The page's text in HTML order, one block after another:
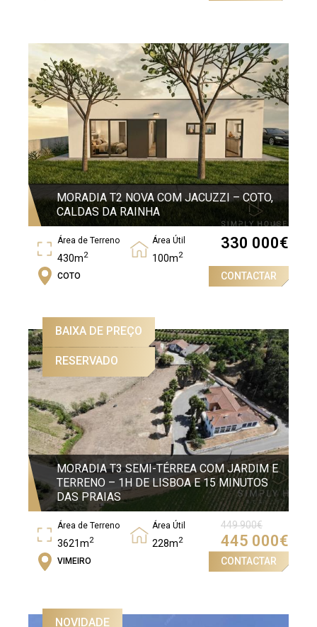
MORADIA T2 NOVA COM JACUZZI – COTO,
CALDAS DA RAINHA
Área de Terreno
430m2
Área Útil
100m2
Quartos
330 000€
COTO CONTACTAR
BAIXA DE PREÇO
RESERVADO
MORADIA T3 SEMI-TÉRREA COM JARDIM E
TERRENO – 1H DE LISBOA E 15 MINUTOS
DAS PRAIAS
Área de Terreno
3621m2
Área Útil
228m2
Área Bruta
449 900€
445 000€
VIMEIRO CONTACTAR
NOVIDADE